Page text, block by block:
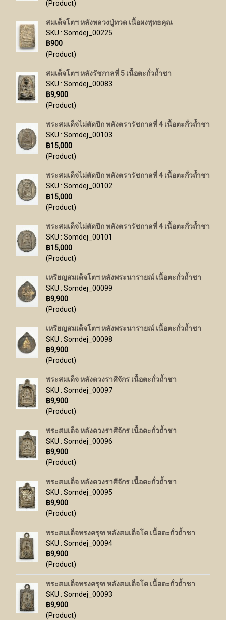
(Product)
สมเด็จโตฯ หลังหลวงปู่ทวด เนื้อผงพุทธคุณ
SKU : Somdej_00225
฿900
(Product)
สมเด็จโตฯ หลังรัชกาลที่ 5 เนื้อตะกั่วถ้ำชา
SKU : Somdej_00083
฿9,900
(Product)
พระสมเด็จไม่ตัดปีก หลังตรารัชกาลที่ 4 เนื้อตะกั่วถ้ำชา
SKU : Somdej_00103
฿15,000
(Product)
พระสมเด็จไม่ตัดปีก หลังตรารัชกาลที่ 4 เนื้อตะกั่วถ้ำชา
SKU : Somdej_00102
฿15,000
(Product)
พระสมเด็จไม่ตัดปีก หลังตรารัชกาลที่ 4 เนื้อตะกั่วถ้ำชา
SKU : Somdej_00101
฿15,000
(Product)
เหรียญสมเด็จโตฯ หลังพระนารายณ์ เนื้อตะกั่วถ้ำชา
SKU : Somdej_00099
฿9,900
(Product)
เหรียญสมเด็จโตฯ หลังพระนารายณ์ เนื้อตะกั่วถ้ำชา
SKU : Somdej_00098
฿9,900
(Product)
พระสมเด็จ หลังดวงราศีจักร เนื้อตะกั่วถ้ำชา
SKU : Somdej_00097
฿9,900
(Product)
พระสมเด็จ หลังดวงราศีจักร เนื้อตะกั่วถ้ำชา
SKU : Somdej_00096
฿9,900
(Product)
พระสมเด็จ หลังดวงราศีจักร เนื้อตะกั่วถ้ำชา
SKU : Somdej_00095
฿9,900
(Product)
พระสมเด็จทรงครุฑ หลังสมเด็จโต เนื้อตะกั่วถ้ำชา
SKU : Somdej_00094
฿9,900
(Product)
พระสมเด็จทรงครุฑ หลังสมเด็จโต เนื้อตะกั่วถ้ำชา
SKU : Somdej_00093
฿9,900
(Product)